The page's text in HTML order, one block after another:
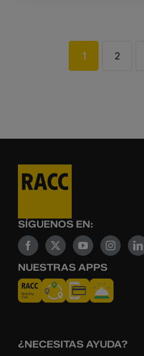
1 2
SÍGUENOS EN:
NUESTRAS APPS
¿NECESITAS AYUDA?